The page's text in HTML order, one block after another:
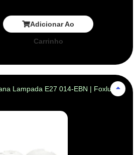
Adicionar Ao
Carrinho
Lampada E27 014-EBN | Foxlux